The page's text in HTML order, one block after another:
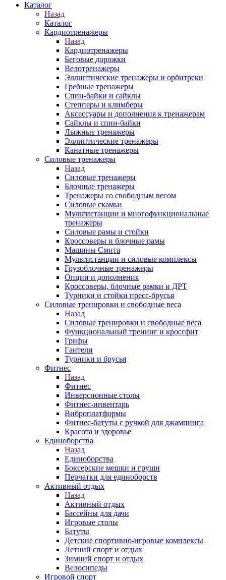
Каталог
Назад
Каталог
Кардиотренажеры
Назад
Кардиотренажеры
Беговые дорожки
Велотренажеры
Эллиптические тренажеры и орбитреки
Гребные тренажеры
Спин-байки и сайклы
Степперы и климберы
Аксессуары и дополнения к тренажерам
Сайклы и спин-байки
Лыжные тренажеры
Эллиптические тренажеры
Канатные тренажеры
Силовые тренажеры
Назад
Силовые тренажеры
Блочные тренажеры
Тренажеры со свободным весом
Силовые скамьи
Мультистанции и многофункциональные
тренажеры
Силовые рамы и стойки
Кроссоверы и блочные рамы
Машины Смита
Мультистанции и силовые комплексы
Грузоблочные тренажеры
Опции и дополнения
Кроссоверы, блочные рамки и ДРТ
Турники и стойки пресс-брусья
Силовые тренировки и свободные веса
Назад
Силовые тренировки и свободные веса
Функциональный тренинг и кроссфит
Грифы
Гантели
Турники и брусья
Фитнес
Назад
Фитнес
Инверсионные столы
Фитнес-инвентарь
Виброплатформы
Фитнес-батуты с ручкой для джампинга
Красота и здоровье
Единоборства
Назад
Единоборства
Боксерские мешки и груши
Перчатки для единоборств
Активный отдых
Назад
Активный отдых
Бассейны для дачи
Игровые столы
Батуты
Детские спортивно-игровые комплексы
Летний спорт и отдых
Зимний спорт и отдых
Велосипеды
Игровой спорт